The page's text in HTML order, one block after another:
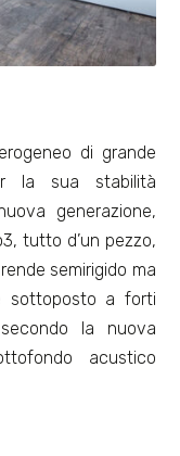
di grande
la sua stabilità
generazione,
tutto d’un pezzo,
semirigido ma
sottoposto a forti
la nuova
acustico